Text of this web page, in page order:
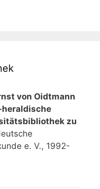
von Oidtmann
zu
e. V., 1992-